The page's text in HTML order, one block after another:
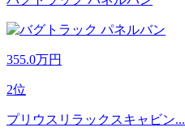
355.0万円
2位
プリウスリラックスキャビン...